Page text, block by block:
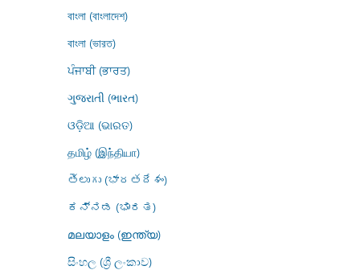
বাংলা (বাংলাদেশ)
বাংলা (ভারত)
ਪੰਜਾਬੀ (ਭਾਰਤ)
ગુજરાતી (ભારત)
ଓଡ଼ିଆ (ଭାରତ)
தமிழ் (இந்தியா)
తెలుగు (భారతదేశం)
ಕನ್ನಡ (ಭಾರತ)
മലയാളം (ഇന്ത്യ)
සිංහල (ශ්‍රී ලංකාව)